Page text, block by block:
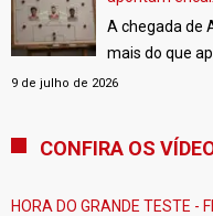
informações
A chegada de
mais do que
Manchester
Fernandes,
9 de julho de 2026
CONFIRA OS
HORA DO GRANDE TESTE -